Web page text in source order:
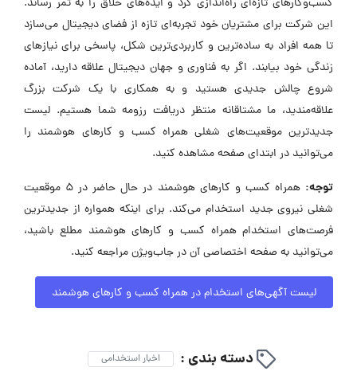
کسب‌وکارهای تازه‌ای راه‌اندازی کرد و ایده‌های خلاق را به ثمر رساند.
این شرکت برای مشتریان خود تجربه‌ای تازه از فضای دیجیتال می‌سازد
تا همه افراد به ساده‌ترین و کاربردی‌ترین شکل، پاسخی برای نیازهای
زندگی خود بیابند. اگر به فناوری و جهان دیجیتال علاقه دارید، آماده
شروع چالش جدیدی هستید و به همکاری با یک شرکت بزرگ
علاقه‌مندید، ما مشتاقانه منتظر دریافت رزومه شما هستیم. لیست
جدیدترین موقعیت‌های شغلی همراه کسب و کارهای هوشمند را
می‌توانید در ابتدای صفحه مشاهده کنید.
توجه:
همراه کسب و کارهای هوشمند در حال حاضر در ۵ موقعیت
شغلی نیروی جدید استخدام می‌کند. برای اینکه همواره از جدیدترین
فرصت‌های استخدام همراه کسب و کارهای هوشمند مطلع باشید،
می‌توانید به صفحه اختصاصی آن در جاب‌ویژن مراجعه کنید.
لیست آگهی‌های استخدام در همراه کسب و کارهای هوشمند
دسته بندی : اخبار استخدامی